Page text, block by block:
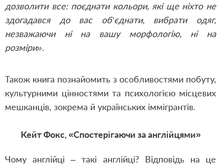
дозволити все: поєднати кольори, які ще ніхто не
здогадався до вас об’єднати, вибрати одяг,
незважаючи ні на вашу морфологію, ні на
розміри».
Також книга познайомить з особливостями побуту,
культурними цінностями та психологією місцевих
мешканців, зокрема й українських іммігрантів.
Кейт Фокс, «Спостерігаючи за англійцями»
Чому англійці – такі англійці? Відповідь на це